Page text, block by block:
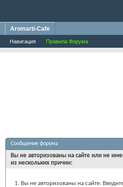
Навигация Правила Форума
Aromarti-Cafe
Сообщение форума
Вы не авторизованы на сайте или не
из нескольких причин:
Вы не авторизованы на сайте.